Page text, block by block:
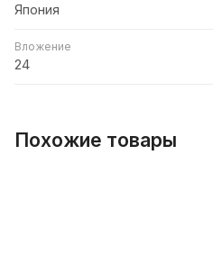
Япония
Вложение
24
Похожие товары